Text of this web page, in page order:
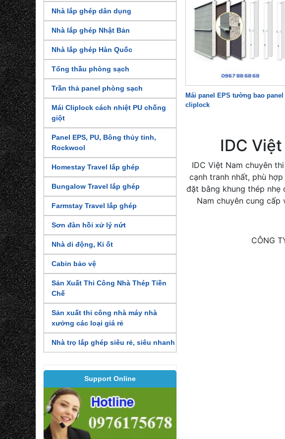
Nhà lắp ghép dân dụng
Nhà lắp ghép Nhật Bản
Nhà lắp ghép Hàn Quốc
Tổng thầu phòng sạch
Trần thả panel phòng sạch
Mái Cliplock cách nhiệt PU chống
giột
Panel EPS, PU, Bông thủy tinh,
Rockwool
Homestay Travel lắp ghép
Bungalow Travel lắp ghép
Farmstay Travel lắp ghép
Sơn đàn hồi xử lý nứt
Nhà di động, Ki ốt
Cabin bảo vệ
Sản Xuất Thi Công Nhà Thép Tiền
Chế
Sản xuất thi công nhà máy nhà
xưởng các loại giá rẻ
Nhà trọ lắp ghép siêu rẻ, siêu nhanh
Support Online
Mái panel EPS tường bao panel
cliplock
IDC
IDC Việt Nam chuyên
cạnh tranh nhất, phù
đặt bằng khung thép nhẹ
Nam chuyên cung cấp
CÔNG